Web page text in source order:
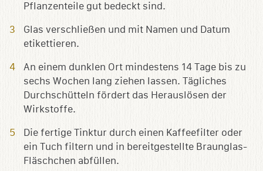
Pflanzenteile gut bedeckt sind.
Glas verschließen und mit Namen und Datum
etikettieren.
An einem dunklen Ort mindestens 14 Tage bis zu
sechs Wochen lang ziehen lassen. Tägliches
Durchschütteln fördert das Herauslösen der
Wirkstoffe.
Die fertige Tinktur durch einen Kaffeefilter oder
ein Tuch filtern und in bereitgestellte Braunglas-
Fläschchen abfüllen.